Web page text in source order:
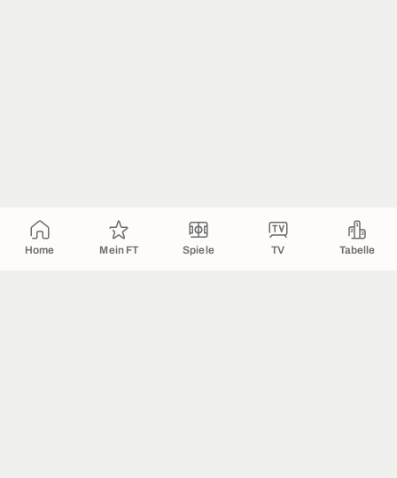
Home Mein FT Spiele TV Tabelle